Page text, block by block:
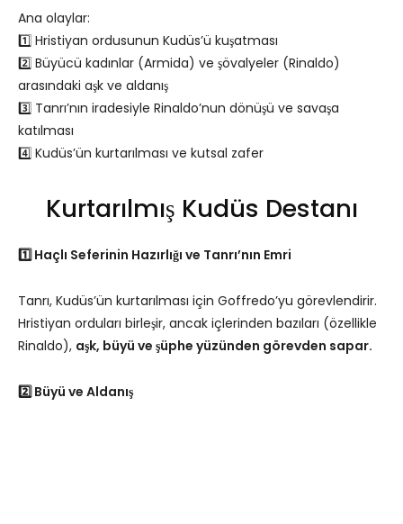
Ana olaylar:
1️⃣ Hristiyan ordusunun Kudüs’ü kuşatması
2️⃣ Büyücü kadınlar (Armida) ve şövalyeler (Rinaldo)
arasındaki aşk ve aldanış
3️⃣ Tanrı’nın iradesiyle Rinaldo’nun dönüşü ve savaşa
katılması
4️⃣ Kudüs’ün kurtarılması ve kutsal zafer
Kurtarılmış Kudüs Destanı
1️⃣ Haçlı Seferinin Hazırlığı ve Tanrı’nın Emri
Tanrı, Kudüs’ün kurtarılması için Goffredo’yu görevlendirir.
Hristiyan orduları birleşir, ancak içlerinden bazıları (özellikle
Rinaldo), aşk, büyü ve şüphe yüzünden görevden sapar.
2️⃣ Büyü ve Aldanış